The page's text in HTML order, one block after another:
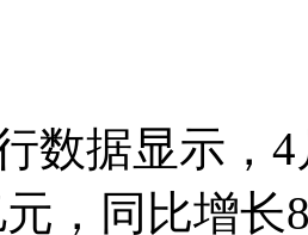
据显示，4
元，同比增